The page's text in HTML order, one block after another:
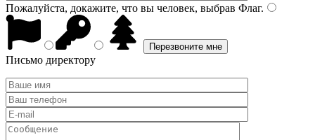
Пожалуйста, докажите, что вы человек, выбрав Флаг.
Письмо директору